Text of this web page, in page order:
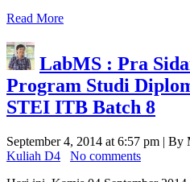
Read More
LabMS : Pra
Program Studi
STEI ITB Batch 8
September 4, 2014 at 6:57 pm |
Kuliah D4
No comments